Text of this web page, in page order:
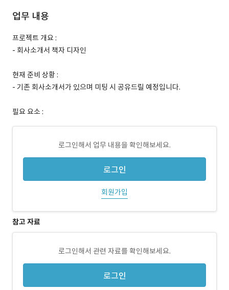
업무 내용
프로젝트 개요 :
- 회사소개서 책자 디자인
현재 준비 상황 :
- 기존 회사소개서가 있으며 미팅 시 공유드릴 예정입니다.
필요 요소 :
로그인해서 업무 내용을 확인해보세요.
로그인
회원가입
참고 자료
로그인해서 관련 자료를 확인해보세요.
로그인